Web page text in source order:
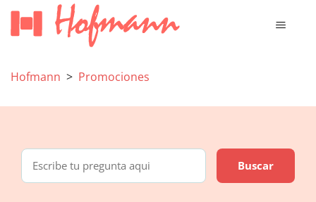
Hofmann Promociones